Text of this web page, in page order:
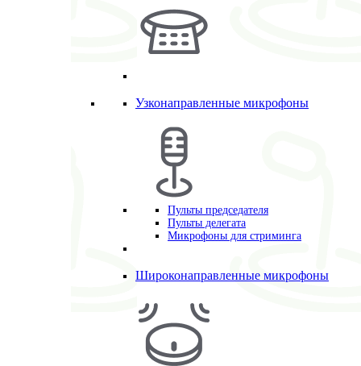
Узконаправленные микрофоны
Пульты председателя
Пульты делегата
Микрофоны для стриминга
Широконаправленные микрофоны